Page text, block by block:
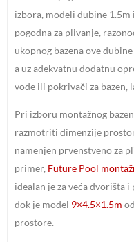
izbora, modeli dubine
pogodna za plivanje,
ukopnog bazena ove
a uz adekvatnu dodatnu
vode ili pokrivači za bazen,
Pri izboru montažnog
razmotriti dimenzije
namenjen prvenstveno za
primer, Future Pool
idealan je za veća dvorišta
dok je model 9×4.5×1.5m
prostore.